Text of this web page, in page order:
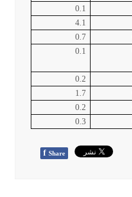
0.1
4.1
0.7
0.1
0.2
1.7
0.2
0.3
f Share